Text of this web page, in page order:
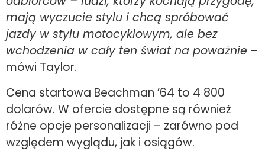
mają wyczucie stylu i chcą spróbować
jazdy w stylu motocyklowym, ale bez
wchodzenia w cały ten świat na poważnie –
mówi Taylor.
Cena startowa Beachman ’64 to 4 800
dolarów. W ofercie dostępne są również
różne opcje personalizacji – zarówno pod
względem wyglądu, jak i osiągów.